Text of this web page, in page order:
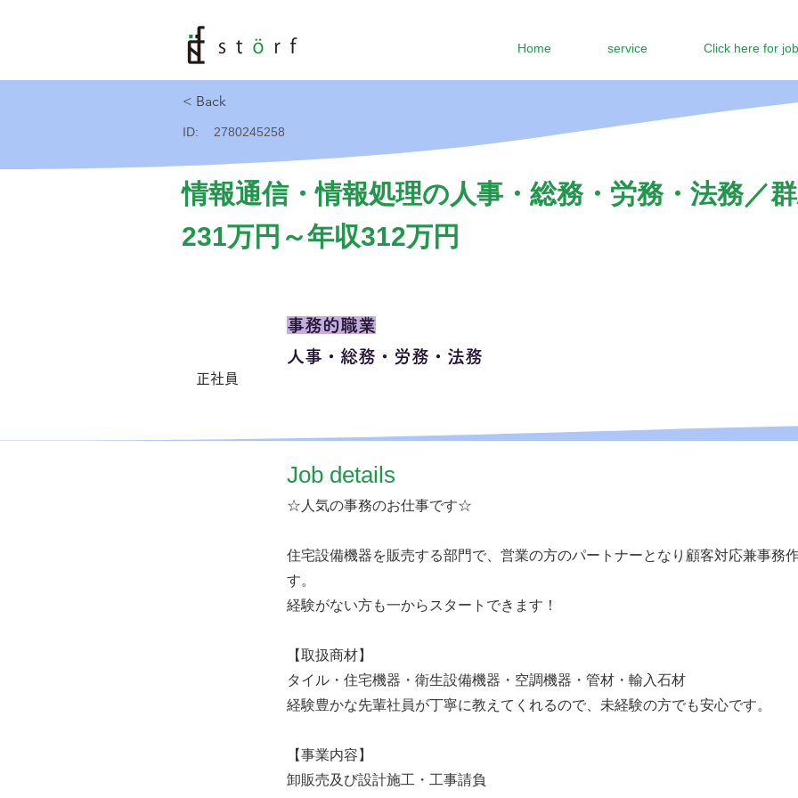
Home service Click here for
< Back
ID: 2780245258
情報通信・情報処理の人事・総務・労務・法務／
231万円～年収312万円
正社員
事務的職業
人事・総務・労務・法務
​Job details
☆人気の事務のお仕事です☆
住宅設備機器を販売する部門で、営業の方のパートナーとなり顧客対応兼事務
す。
経験がない方も一からスタートできます！
【取扱商材】
タイル・住宅機器・衛生設備機器・空調機器・管材・輸入石材
経験豊かな先輩社員が丁寧に教えてくれるので、未経験の方でも安心です。
【事業内容】
卸販売及び設計施工・工事請負